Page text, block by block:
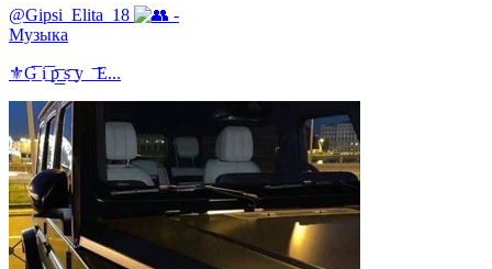
@Gipsi_Elita_18
-
Музыка
⚜️G͟͞ i͟͞ p͟͞ s͟͞ y_͟͞ E...